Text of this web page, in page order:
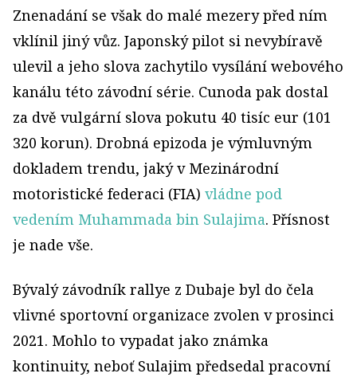
Znenadání se však do malé mezery před ním
vklínil jiný vůz. Japonský pilot si nevybíravě
ulevil a jeho slova zachytilo vysílání webového
kanálu této závodní série. Cunoda pak dostal
za dvě vulgární slova pokutu 40 tisíc eur (101
320 korun). Drobná epizoda je výmluvným
dokladem trendu, jaký v Mezinárodní
motoristické federaci (FIA) vládne pod
vedením Muhammada bin Sulajima. Přísnost
je nade vše.
Bývalý závodník rallye z Dubaje byl do čela
vlivné sportovní organizace zvolen v prosinci
2021. Mohlo to vypadat jako známka
kontinuity, neboť Sulajim předsedal pracovní